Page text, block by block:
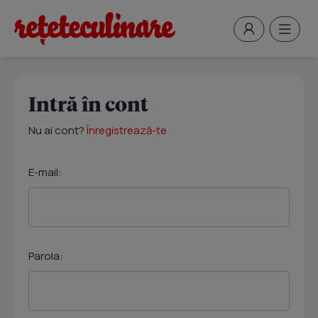
Intră în cont
Nu ai cont?Înregistrează-te
E-mail:
Parola: